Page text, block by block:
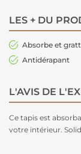
LES + DU
Absorbe et
Antidérapant
L'AVIS DE
Ce tapis est
votre intérieur.